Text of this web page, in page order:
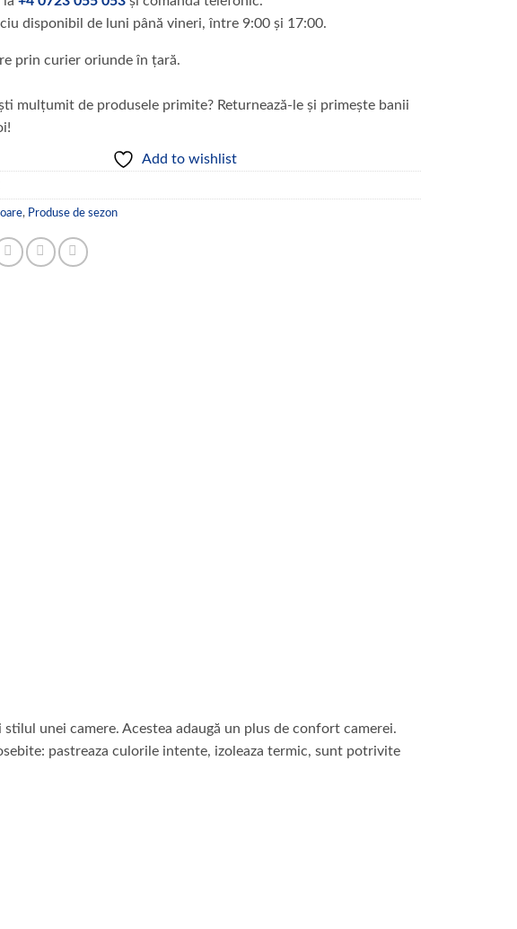
disponibil de luni până vineri, între 9:00 și 17:00.
prin curier oriunde în țară.
mulțumit de produsele primite? Returnează-le și primește banii
Add to wishlist
, Produse de sezon
unei camere. Acestea adaugă un plus de confort camerei.
pastreaza culorile intente, izoleaza termic, sunt potrivite